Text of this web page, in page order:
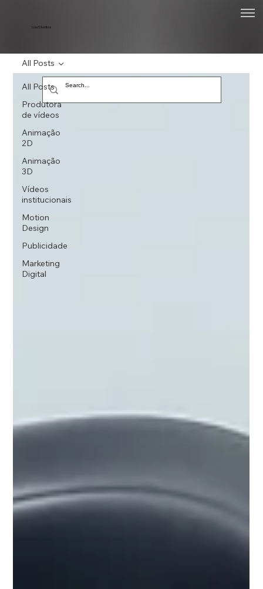
Lou Studios
All Posts
Produtora
de vídeos
Animação
2D
Animação
3D
Vídeos
institucionais
Motion
Design
Publicidade
Marketing
Digital
All Posts